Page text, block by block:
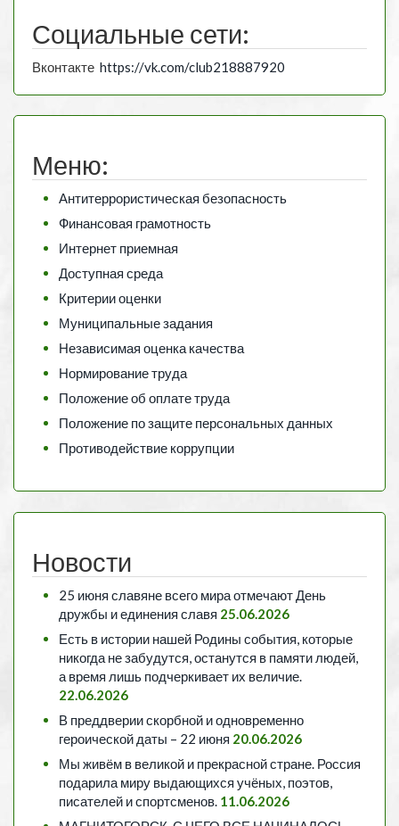
Социальные сети:
Вконтакте https://vk.com/club218887920
Меню:
Антитеррористическая безопасность
Финансовая грамотность
Интернет приемная
Доступная среда
Критерии оценки
Муниципальные задания
Независимая оценка качества
Нормирование труда
Положение об оплате труда
Положение по защите персональных данных
Противодействие коррупции
Новости
25 июня славяне всего мира отмечают День
дружбы и единения славя 25.06.2026
Есть в истории нашей Родины события, которые
никогда не забудутся, останутся в памяти людей,
а время лишь подчеркивает их величие.
22.06.2026
В преддверии скорбной и одновременно
героической даты – 22 июня 20.06.2026
Мы живём в великой и прекрасной стране. Россия
подарила миру выдающихся учёных, поэтов,
писателей и спортсменов. 11.06.2026